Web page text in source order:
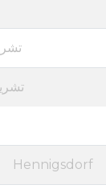
تشرين
تشرين
Hennigsdorf